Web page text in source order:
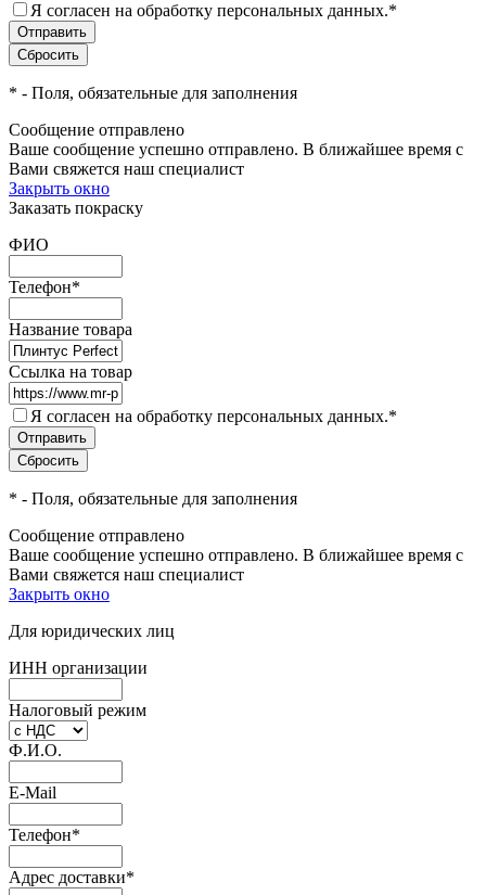
Я согласен на обработку персональных данных.*
* - Поля, обязательные для заполнения
Сообщение отправлено
Ваше сообщение успешно отправлено. В ближайшее время с
Вами свяжется наш специалист
Закрыть окно
Заказать покраску
ФИО
Телефон*
Название товара
Ссылка на товар
Я согласен на обработку персональных данных.*
* - Поля, обязательные для заполнения
Сообщение отправлено
Ваше сообщение успешно отправлено. В ближайшее время с
Вами свяжется наш специалист
Закрыть окно
Для юридических лиц
ИНН организации
Налоговый режим
Ф.И.О.
E-Mail
Телефон*
Адрес доставки*